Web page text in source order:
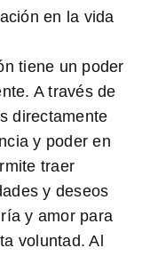
en la vida
tiene un poder
A través de
directamente
y poder en
traer
y deseos
y amor para
voluntad. Al